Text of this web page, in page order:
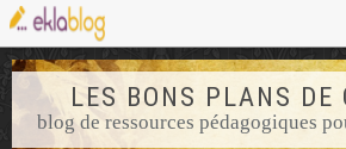
LES BONS PLANS DE
blog de ressources pédagogiques